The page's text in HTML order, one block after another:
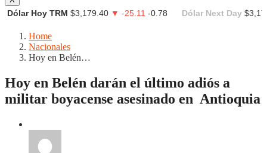
Dólar Hoy TRM $3,179.40 ▼ -25.11 -0.78 Dólar Next Day
Home
Nacionales
Hoy en Belén…
Hoy en Belén darán el último adiós a
militar boyacense asesinado en Antioquia